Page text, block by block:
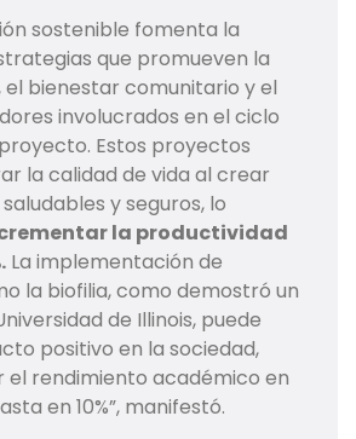
sostenible fomenta la
que promueven la
el bienestar comunitario y el
involucrados en el ciclo
Estos proyectos
la calidad de vida al crear
y seguros, lo
la productividad
La implementación de
la biofilia, como demostró un
de Illinois, puede
positivo en la sociedad,
el rendimiento académico en
en 10%”, manifestó.